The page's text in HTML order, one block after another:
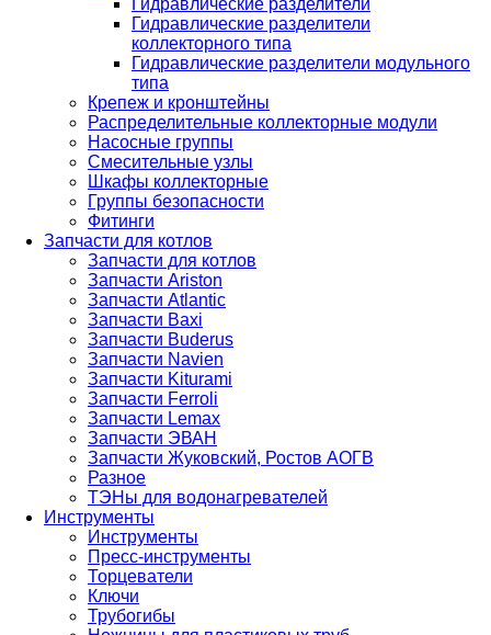
Гидравлические разделители
Гидравлические разделители
коллекторного типа
Гидравлические разделители модульного
типа
Крепеж и кронштейны
Распределительные коллекторные модули
Насосные группы
Смесительные узлы
Шкафы коллекторные
Группы безопасности
Фитинги
Запчасти для котлов
Запчасти для котлов
Запчасти Ariston
Запчасти Atlantic
Запчасти Baxi
Запчасти Buderus
Запчасти Navien
Запчасти Kiturami
Запчасти Ferroli
Запчасти Lemax
Запчасти ЭВАН
Запчасти Жуковский, Ростов АОГВ
Разное
ТЭНы для водонагревателей
Инструменты
Инструменты
Пресс-инструменты
Торцеватели
Ключи
Трубогибы